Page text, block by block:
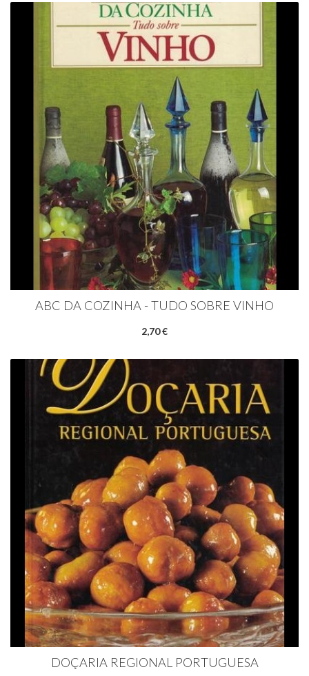
ABC DA COZINHA - TUDO SOBRE VINHO
2,70 €
DOÇARIA REGIONAL PORTUGUESA